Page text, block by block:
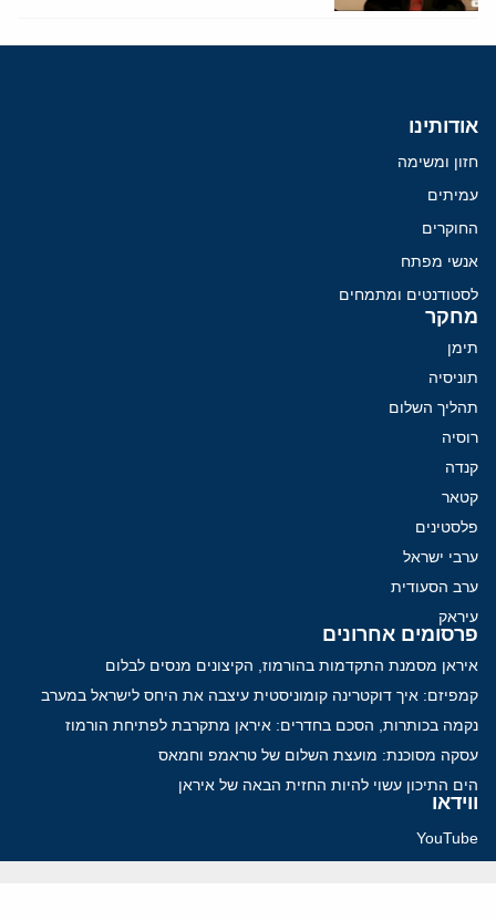
אודותינו
חזון ומשימה
עמיתים
החוקרים
אנשי מפתח
לסטודנטים ומתמחים
מחקר
תימן
תוניסיה
תהליך השלום
רוסיה
קנדה
קטאר
פלסטינים
ערבי ישראל
ערב הסעודית
עיראק
פרסומים אחרונים
איראן מסמנת התקדמות בהורמוז, הקיצונים מנסים לבלום
קמפיזם: איך דוקטרינה קומוניסטית עיצבה את היחס לישראל במערב
נקמה בכותרות, הסכם בחדרים: איראן מתקרבת לפתיחת הורמוז
עסקה מסוכנת: מועצת השלום של טראמפ וחמאס
הים התיכון עשוי להיות החזית הבאה של איראן
ווידאו
YouTube